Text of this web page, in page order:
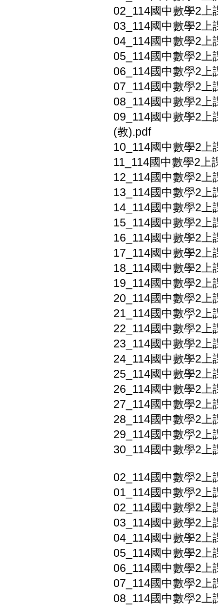
02_114國中數學2上
03_114國中數學2上
04_114國中數學2上
05_114國中數學2上
06_114國中數學2上
07_114國中數學2上
08_114國中數學2上
09_114國中數學2上
(教).pdf
10_114國中數學2上
11_114國中數學2上
12_114國中數學2上
13_114國中數學2上
14_114國中數學2上
15_114國中數學2上
16_114國中數學2上
17_114國中數學2上
18_114國中數學2上
19_114國中數學2上
20_114國中數學2上
21_114國中數學2上
22_114國中數學2上
23_114國中數學2上
24_114國中數學2上
25_114國中數學2上
26_114國中數學2上
27_114國中數學2上
28_114國中數學2上
29_114國中數學2上
30_114國中數學2上
02_114國中數學2上
01_114國中數學2上
02_114國中數學2上
03_114國中數學2上
04_114國中數學2上
05_114國中數學2上
06_114國中數學2上
07_114國中數學2上
08_114國中數學2上